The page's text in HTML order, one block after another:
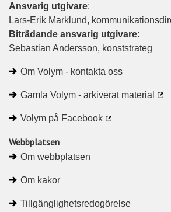
Ansvarig utgivare:
Lars-Erik Marklund,
Biträdande ansvarig utgivare:
Sebastian Andersson, konststrateg
Om Volym - kontakta oss
Gamla Volym - arkiverat material
Volym på Facebook
Webbplatsen
Om webbplatsen
Om kakor
Tillgänglighetsredogörelse